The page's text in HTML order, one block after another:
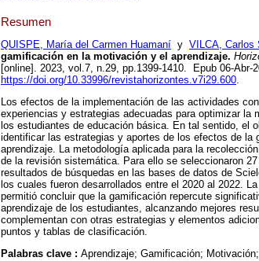
Resumen
QUISPE, María del Carmen Huamaní y VILCA, Carlos
gamificación en la motivación y el aprendizaje.
[online]. 2023, vol.7, n.29, pp.1399-1410. Epub 06-Abr-
https://doi.org/10.33996/revistahorizontes.v7i29.600.
Los efectos de la implementación de las actividades
experiencias y estrategias adecuadas para optimizar la
los estudiantes de educación básica. En tal sentido, el
identificar las estrategias y aportes de los efectos de la
aprendizaje. La metodología aplicada para la
de la revisión sistemática. Para ello se seleccionaron
resultados de búsquedas en las bases de datos de
los cuales fueron desarrollados entre el 2020 al 2022.
permitió concluir que la gamificación repercute
aprendizaje de los estudiantes, alcanzando mejores
complementan con otras estrategias y elementos
puntos y tablas de clasificación.
Palabras clave : Aprendizaje; Gamificación;